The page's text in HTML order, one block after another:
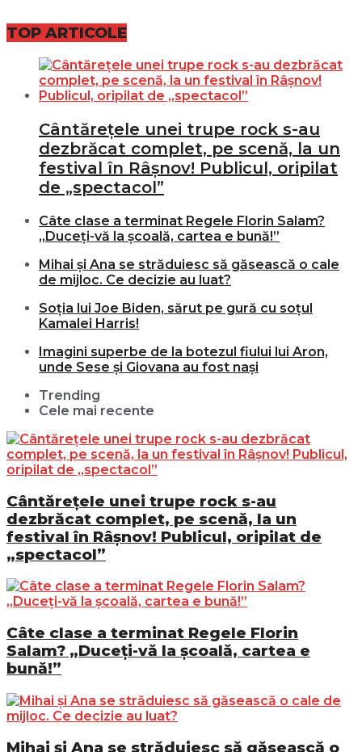
TOP ARTICOLE
Cântărețele unei trupe rock s-au
dezbrăcat complet, pe scenă, la un
festival în Râșnov! Publicul, oripilat
de „spectacol”
Câte clase a terminat Regele Florin Salam?
„Duceți-vă la școală, cartea e bună!”
Mihai și Ana se străduiesc să găsească o cale
de mijloc. Ce decizie au luat?
Soția lui Joe Biden, sărut pe gură cu soțul
Kamalei Harris!
Imagini superbe de la botezul fiului lui Aron,
unde Sese și Giovana au fost nași
Trending
Cele mai recente
Cântărețele unei trupe rock s-au
dezbrăcat complet, pe scenă, la un
festival în Râșnov! Publicul, oripilat de
„spectacol”
Câte clase a terminat Regele Florin
Salam? „Duceți-vă la școală, cartea e
bună!”
Mihai și Ana se străduiesc să găsească o